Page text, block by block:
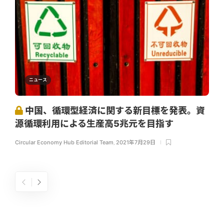
ニュース
中国、循環型経済に関する新目標を発表。資
源循環利用による生産高5兆元を目指す
Circular Economy Hub Editorial Team 2021年7月29日